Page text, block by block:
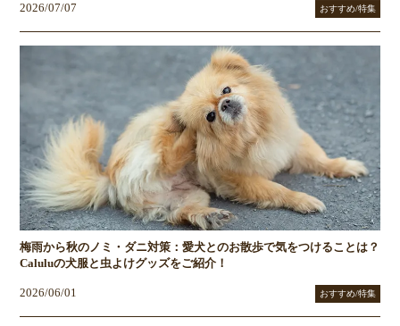
2026/07/07 おすすめ/特集
梅雨から秋のノミ・ダニ対策：愛犬とのお散歩で気をつけることは？
Caluluの犬服と虫よけグッズをご紹介！
2026/06/01 おすすめ/特集